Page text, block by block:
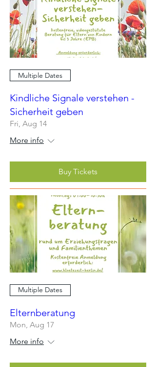
Multiple Dates
Kindliche Signale verstehen -
Sicherheit geben
Fri, Aug 14
More info
Buy Tickets
Multiple Dates
Elternberatung
Mon, Aug 17
More info